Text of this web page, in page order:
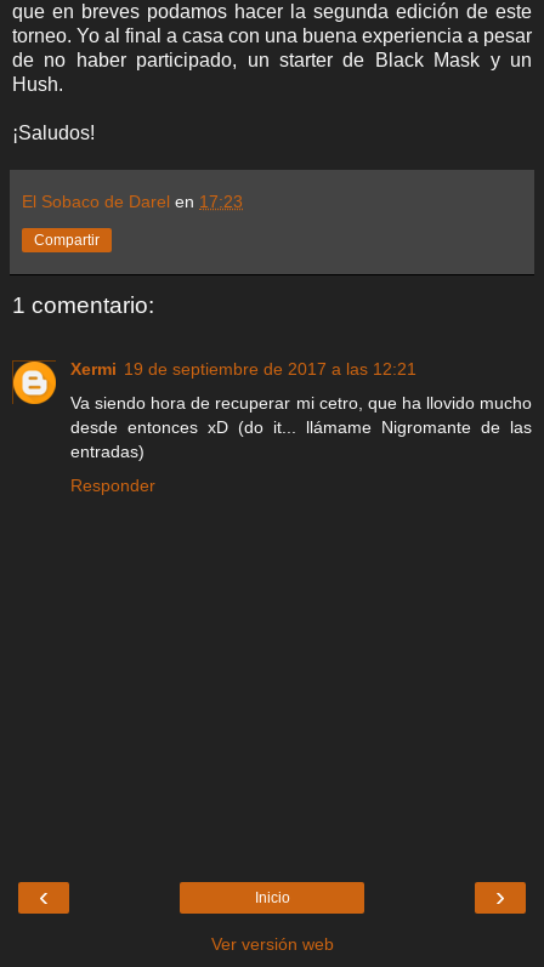
que en breves podamos hacer la segunda edición de este
torneo. Yo al final a casa con una buena experiencia a pesar
de no haber participado, un starter de Black Mask y un
Hush.
¡Saludos!
El Sobaco de Darel en 17:23
Compartir
1 comentario:
Xermi 19 de septiembre de 2017 a las 12:21
Va siendo hora de recuperar mi cetro, que ha llovido mucho
desde entonces xD (do it... llámame Nigromante de las
entradas)
Responder
‹ ›
Inicio
Ver versión web